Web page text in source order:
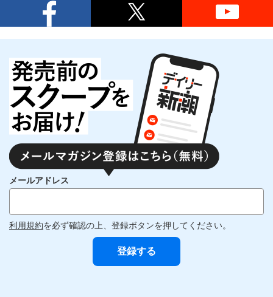
メールアドレス
利用規約を必ず確認の上、登録ボタンを押してください。